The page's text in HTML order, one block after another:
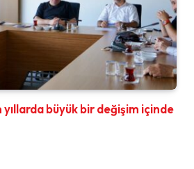
büyük bir değişim içinde